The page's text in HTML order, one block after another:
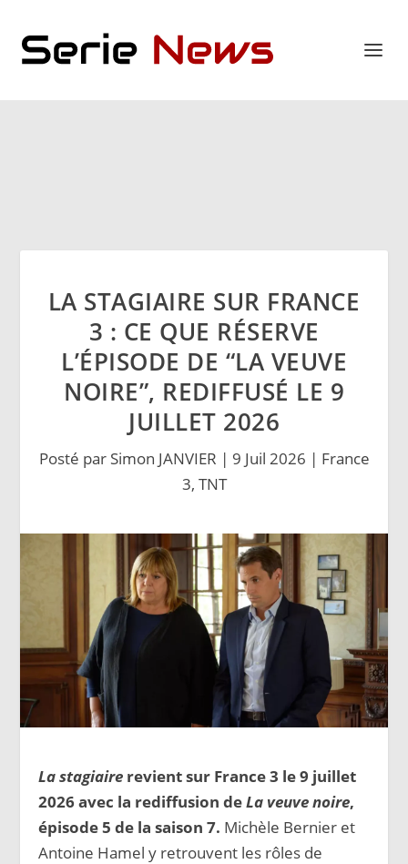
LA STAGIAIRE SUR FRANCE
3 : CE QUE RÉSERVE
L’ÉPISODE DE “LA VEUVE
NOIRE”, REDIFFUSÉ LE 9
JUILLET 2026
Posté par Simon JANVIER | 9 Juil 2026 | France
3, TNT
La stagiaire revient sur France 3 le 9 juillet
2026 avec la rediffusion deLa veuve noire,
épisode 5 de la saison 7. Michèle Bernier et
Antoine Hamel y retrouvent les rôles de